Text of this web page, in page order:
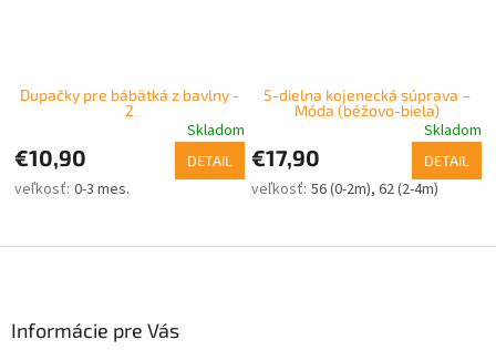
Dupačky pre bábätká z bavlny -
2
Skladom
€10,90 DETAIL
0-3 mes.
5-dielna kojenecká súprava –
Móda (béžovo-biela)
Skladom
€17,90 DETAIL
56 (0-2m) 62 (2-4m)
Informácie pre Vás